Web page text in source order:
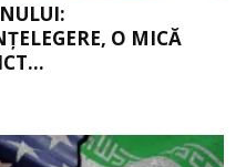
O MICĂ